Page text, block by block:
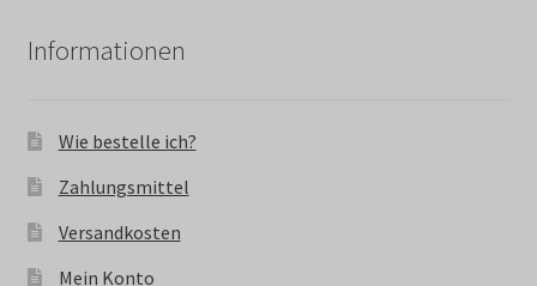
Informationen
Wie bestelle ich?
Zahlungsmittel
Versandkosten
Mein Konto